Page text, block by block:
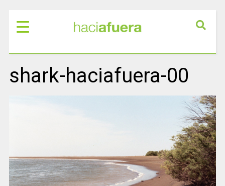
shark-haciafuera-00